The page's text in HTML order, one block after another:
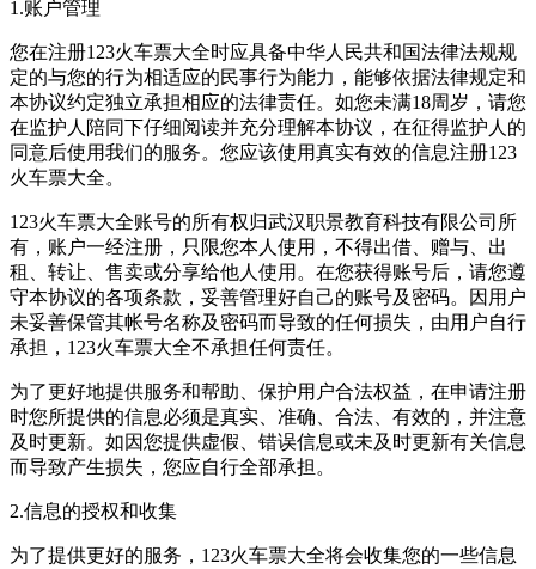
1.账户管理
您在注册123火车票大全时应具备中华人民共和国法律法规规
定的与您的行为相适应的民事行为能力，能够依据法律规定和
本协议约定独立承担相应的法律责任。如您未满18周岁，请您
在监护人陪同下仔细阅读并充分理解本协议，在征得监护人的
同意后使用我们的服务。您应该使用真实有效的信息注册123
火车票大全。
123火车票大全账号的所有权归武汉职景教育科技有限公司所
有，账户一经注册，只限您本人使用，不得出借、赠与、出
租、转让、售卖或分享给他人使用。在您获得账号后，请您遵
守本协议的各项条款，妥善管理好自己的账号及密码。因用户
未妥善保管其帐号名称及密码而导致的任何损失，由用户自行
承担，123火车票大全不承担任何责任。
为了更好地提供服务和帮助、保护用户合法权益，在申请注册
时您所提供的信息必须是真实、准确、合法、有效的，并注意
及时更新。如因您提供虚假、错误信息或未及时更新有关信息
而导致产生损失，您应自行全部承担。
2.信息的授权和收集
为了提供更好的服务，123火车票大全将会收集您的一些信息